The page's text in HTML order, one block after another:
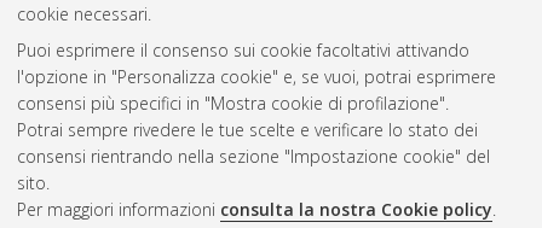
cookie necessari.
Puoi esprimere il consenso sui cookie facoltativi attivando
l'opzione in "Personalizza cookie" e, se vuoi, potrai esprimere
consensi più specifici in "Mostra cookie di profilazione".
Potrai sempre rivedere le tue scelte e verificare lo stato dei
consensi rientrando nella sezione "Impostazione cookie" del
sito.
Per maggiori informazioni consulta la nostra Cookie policy.
Atom
Rss 1.0
Rss 2.0
AMS Laurea